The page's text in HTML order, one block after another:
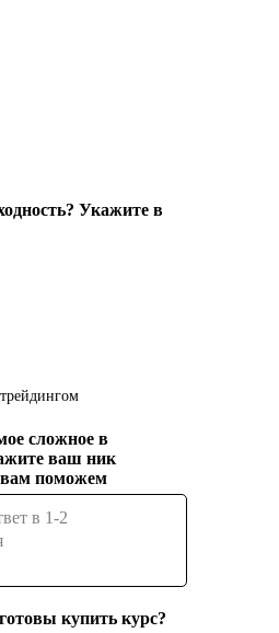
Укажите в
сложное в
ваш ник
поможем
купить курс?